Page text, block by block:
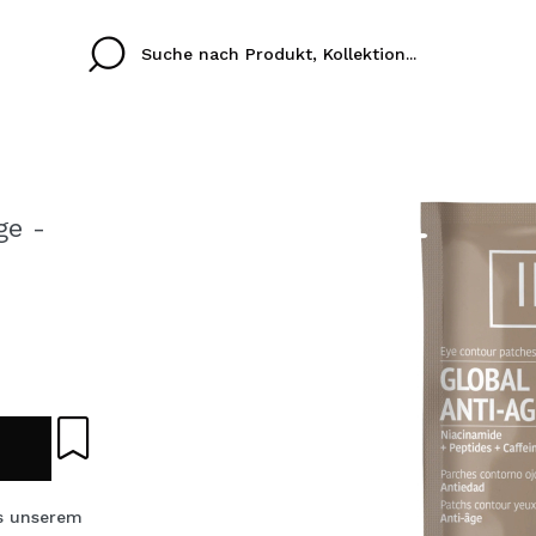
Ich habe hier kein
ICH
Durch die Erstellung
Einkäufe schnell
-
unserem
colori